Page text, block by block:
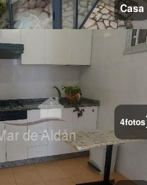
Casa
4fotos